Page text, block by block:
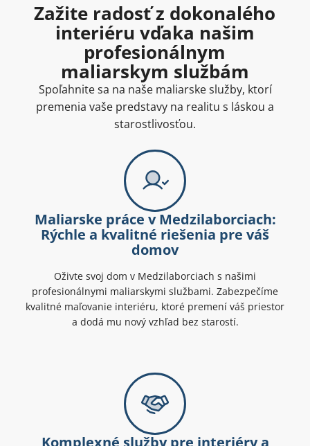
Zažite radosť z dokonalého
interiéru vďaka našim
profesionálnym
maliarskym službám
Spoľahnite sa na naše maliarske služby, ktorí
premenia vaše predstavy na realitu s láskou a
starostlivosťou.
Maliarske práce v Medzilaborciach:
Rýchle a kvalitné riešenia pre váš
domov
Oživte svoj dom v Medzilaborciach s našimi
profesionálnymi maliarskymi službami. Zabezpečíme
kvalitné maľovanie interiéru, ktoré premení váš priestor
a dodá mu nový vzhľad bez starostí.
Komplexné služby pre interiéry a